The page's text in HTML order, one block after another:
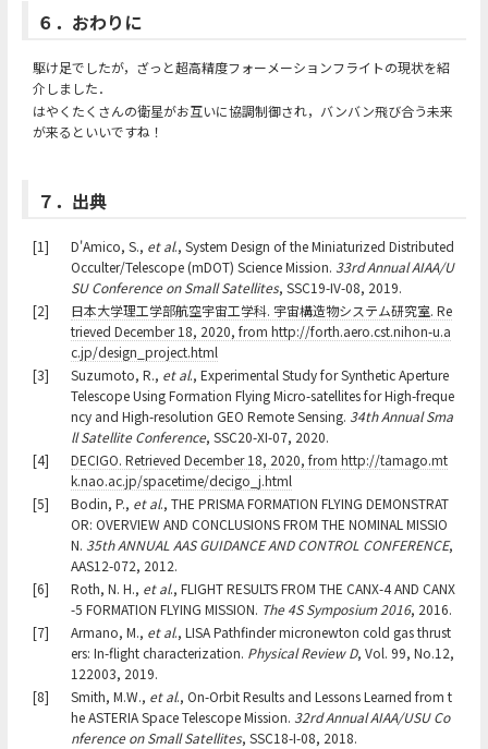
６．おわりに
駆け足でしたが，ざっと超高精度フォーメーションフライトの現状を紹
介しました．
はやくたくさんの衛星がお互いに協調制御され，バンバン飛び合う未来
が来るといいですね！
７．出典
[1] D'Amico, S., et al., System Design of the Miniaturized Distributed
Occulter/Telescope (mDOT) Science Mission. 33rd Annual AIAA/U
SU Conference on Small Satellites, SSC19-IV-08, 2019.
[2]
日本大学理工学部航空宇宙工学科. 宇宙構造物システム研究室. Re
trieved December 18, 2020, from http://forth.aero.cst.nihon-u.a
c.jp/design_project.html
[3]
Suzumoto, R., et al., Experimental Study for Synthetic Aperture
Telescope Using Formation Flying Micro-satellites for High-freque
ncy and High-resolution GEO Remote Sensing. 34th Annual Sma
ll Satellite Conference, SSC20-XI-07, 2020.
[4]
DECIGO. Retrieved December 18, 2020, from http://tamago.mt
k.nao.ac.jp/spacetime/decigo_j.html
[5]
Bodin, P., et al., THE PRISMA FORMATION FLYING DEMONSTRAT
OR: OVERVIEW AND CONCLUSIONS FROM THE NOMINAL MISSIO
N. 35th ANNUAL AAS GUIDANCE AND CONTROL CONFERENCE,
AAS12-072, 2012.
[6]
Roth, N. H., et al., FLIGHT RESULTS FROM THE CANX-4 AND CANX
-5 FORMATION FLYING MISSION. The 4S Symposium 2016, 2016.
[7]
Armano, M., et al., LISA Pathfinder micronewton cold gas thrust
ers: In-flight characterization. Physical Review D, Vol. 99, No.12,
122003, 2019.
[8]
Smith, M.W., et al., On-Orbit Results and Lessons Learned from t
he ASTERIA Space Telescope Mission. 32rd Annual AIAA/USU Co
nference on Small Satellites, SSC18-I-08, 2018.